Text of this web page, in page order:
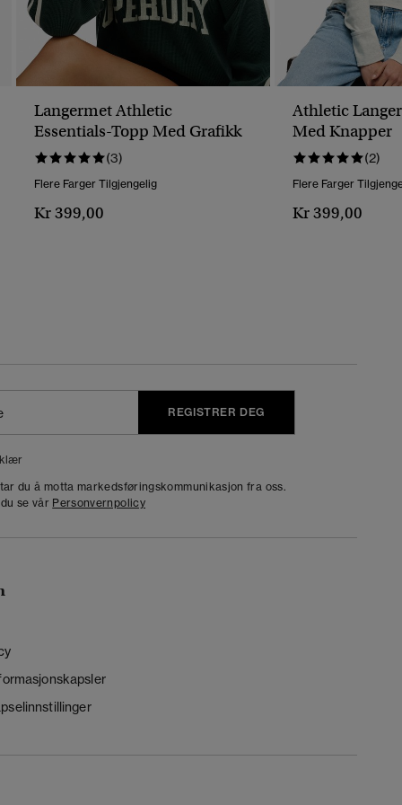
Langermet Athletic
Essentials-Topp Med Grafikk
(3)
Flere Farger Tilgjengelig
Kr 399,00
Athletic
Med Knapper
(2)
Flere Farger
Kr 399,00
REGISTRER DEG
du å motta markedsføringskommunikasjon fra oss.
se vår Personvernpolicy